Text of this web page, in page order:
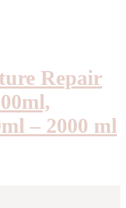
Repair
– 2000 ml